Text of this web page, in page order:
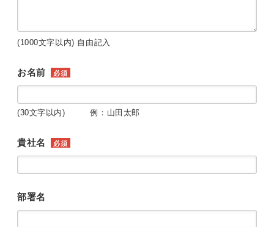
(1000文字以内) 自由記入
お名前 必須
(30文字以内) 例：山田太郎
貴社名 必須
部署名